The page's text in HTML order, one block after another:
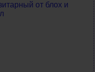
от блох и